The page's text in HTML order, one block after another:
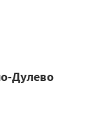
Дулево